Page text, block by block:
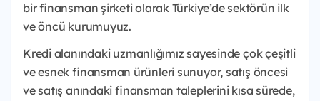
bir finansman şirketi olarak Türkiye’de sektörün ilk
ve öncü kurumuyuz.
Kredi alanındaki uzmanlığımız sayesinde çok çeşitli
ve esnek finansman ürünleri sunuyor, satış öncesi
ve satış anındaki finansman taleplerini kısa sürede,